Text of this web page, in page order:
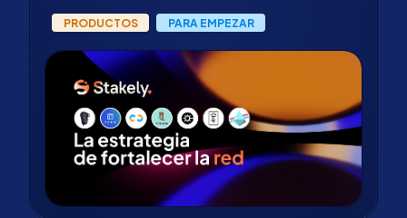
PRODUCTOS PARA EMPEZAR